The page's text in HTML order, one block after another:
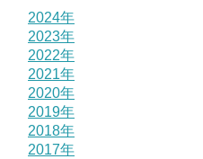
2024年
2023年
2022年
2021年
2020年
2019年
2018年
2017年